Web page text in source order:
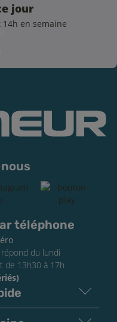
jour
14h en semaine
téléphone
du lundi
de 13h30 à 17h